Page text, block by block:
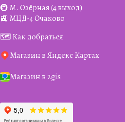
🚇 М. Озёрная (4 выход)
🚉 МЦД-4 Очаково
🗺️ Как добраться
Магазин в Яндекс Картах
Магазин в 2gis